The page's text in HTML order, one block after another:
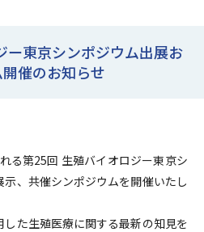
ー東京シンポジウム出展お
催のお知らせ
る第25回 生殖バイオロジー東京シ
、共催シンポジウムを開催いたし
た生殖医療に関する最新の知見を